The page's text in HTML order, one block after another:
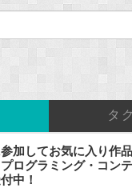
タ
加してお気に入り作
ログラミング・コン
中！